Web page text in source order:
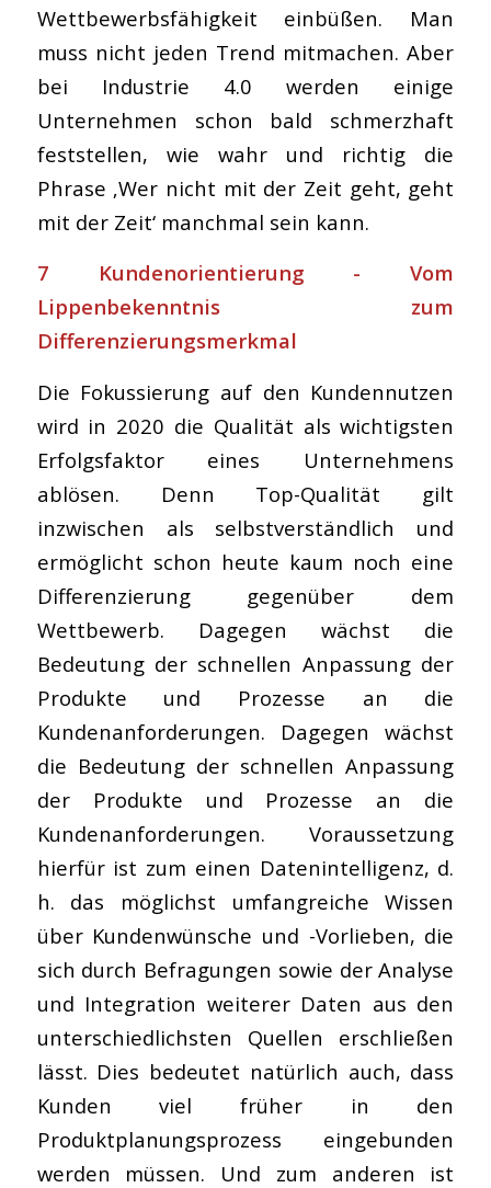
Wettbewerbsfähigkeit einbüßen. Man
muss nicht jeden Trend mitmachen. Aber
bei Industrie 4.0 werden einige
Unternehmen schon bald schmerzhaft
feststellen, wie wahr und richtig die
Phrase ‚Wer nicht mit der Zeit geht, geht
mit der Zeit‘ manchmal sein kann.
7 Kundenorientierung - Vom
Lippenbekenntnis zum
Differenzierungsmerkmal
Die Fokussierung auf den Kundennutzen
wird in 2020 die Qualität als wichtigsten
Erfolgsfaktor eines Unternehmens
ablösen. Denn Top-Qualität gilt
inzwischen als selbstverständlich und
ermöglicht schon heute kaum noch eine
Differenzierung gegenüber dem
Wettbewerb. Dagegen wächst die
Bedeutung der schnellen Anpassung der
Produkte und Prozesse an die
Kundenanforderungen. Dagegen wächst
die Bedeutung der schnellen Anpassung
der Produkte und Prozesse an die
Kundenanforderungen. Voraussetzung
hierfür ist zum einen Datenintelligenz, d.
h. das möglichst umfangreiche Wissen
über Kundenwünsche und -Vorlieben, die
sich durch Befragungen sowie der Analyse
und Integration weiterer Daten aus den
unterschiedlichsten Quellen erschließen
lässt. Dies bedeutet natürlich auch, dass
Kunden viel früher in den
Produktplanungsprozess eingebunden
werden müssen. Und zum anderen ist